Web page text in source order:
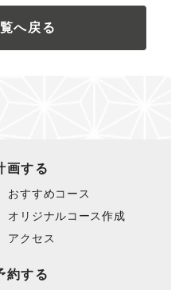
へ戻る
画する
おすすめコース
オリジナルコース作成
アクセス
約する